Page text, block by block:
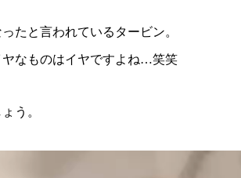
たと言われているタービン。
ヤなものはイヤですよね…笑笑
う。